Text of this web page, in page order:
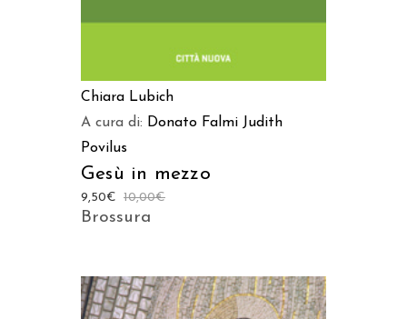
Chiara Lubich
A cura di: Donato Falmi Judith
Povilus
Gesù in mezzo
10,00€
9,50€
Brossura